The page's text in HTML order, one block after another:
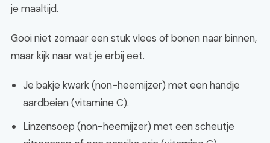
je maaltijd.
Gooi niet zomaar een stuk vlees of bonen naar binnen,
maar kijk naar wat je erbij eet.
Je bakje kwark (non-heemijzer) met een handje
aardbeien (vitamine C).
Linzensoep (non-heemijzer) met een scheutje